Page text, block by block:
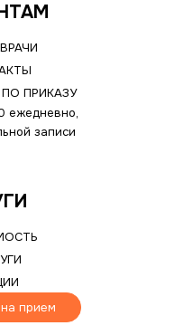
ПРИКАЗУ
ежедневно,
записи
прием